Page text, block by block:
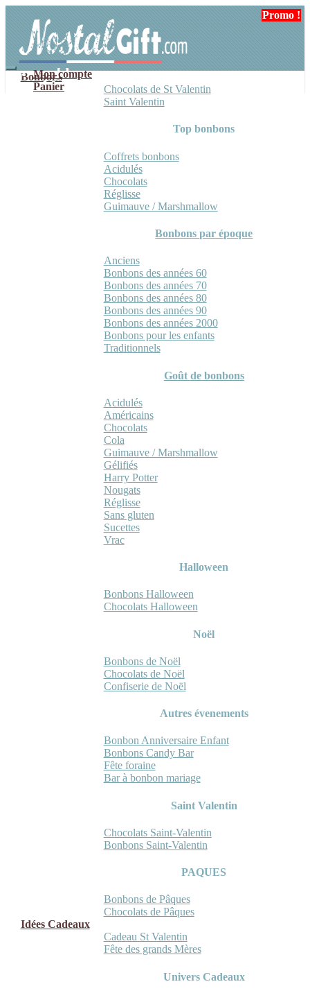
navigation
contenu
Mon compte
Panier
Bonbons
Chocolats de St Valentin
Saint Valentin
Top bonbons
Coffrets bonbons
Acidulés
Chocolats
Réglisse
Guimauve / Marshmallow
Bonbons par époque
Anciens
Bonbons des années 60
Bonbons des années 70
Bonbons des années 80
Bonbons des années 90
Bonbons des années 2000
Bonbons pour les enfants
Traditionnels
Goût de bonbons
Acidulés
Américains
Chocolats
Cola
Guimauve / Marshmallow
Gélifiés
Harry Potter
Nougats
Réglisse
Sans gluten
Sucettes
Vrac
Halloween
Bonbons Halloween
Chocolats Halloween
Noël
Bonbons de Noël
Chocolats de Noël
Confiserie de Noël
Autres évenements
Bonbon Anniversaire Enfant
Bonbons Candy Bar
Fête foraine
Bar à bonbon mariage
Saint Valentin
Chocolats Saint-Valentin
Bonbons Saint-Valentin
PAQUES
Bonbons de Pâques
Chocolats de Pâques
Idées Cadeaux
Cadeau St Valentin
Fête des grands Mères
Univers Cadeaux
Promo !
Promo !